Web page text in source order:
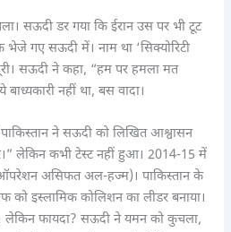
सऊदी डर गया कि ईरान उस पर भी टूट
भेजे गए सऊदी में। नाम था ‘सिक्योरिटी
सऊदी ने कहा, “हम पर हमला मत
नहीं था, बस वादा।
ने सऊदी को लिखित आश्वासन
लेकिन कभी टेस्ट नहीं हुआ। 2014-15 में
असिफत अल-हज्म)। पाकिस्तान के
को इस्लामिक कोलिशन का लीडर बनाया।
लेकिन फायदा? सऊदी ने यमन को कुचला,